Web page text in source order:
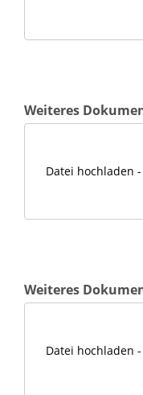
Weiteres
Datei hochladen
Weiteres
Datei hochladen